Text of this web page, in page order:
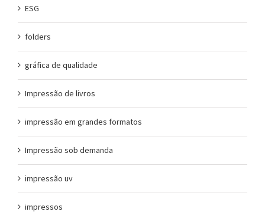
ESG
folders
gráfica de qualidade
Impressão de livros
impressão em grandes formatos
Impressão sob demanda
impressão uv
impressos